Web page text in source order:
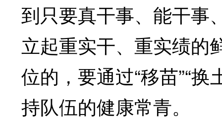
到只要真干事、能干事
立起重实干、重实绩的
位的，要通过“移苗”“
持队伍的健康常青。